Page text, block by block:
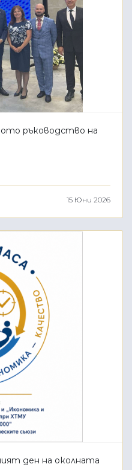
ръководство на
15 Юни 2026
ден на околната